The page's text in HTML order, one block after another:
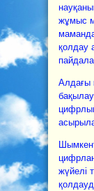
жұмыс
қолдау
Алдағы
жүйелі